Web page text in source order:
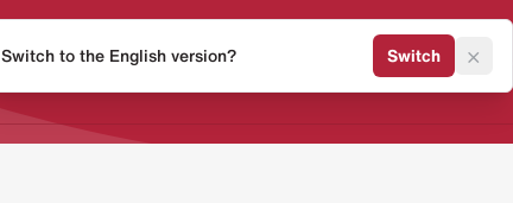
Release Kalender Sneaker
Switch to the English version? Switch ×